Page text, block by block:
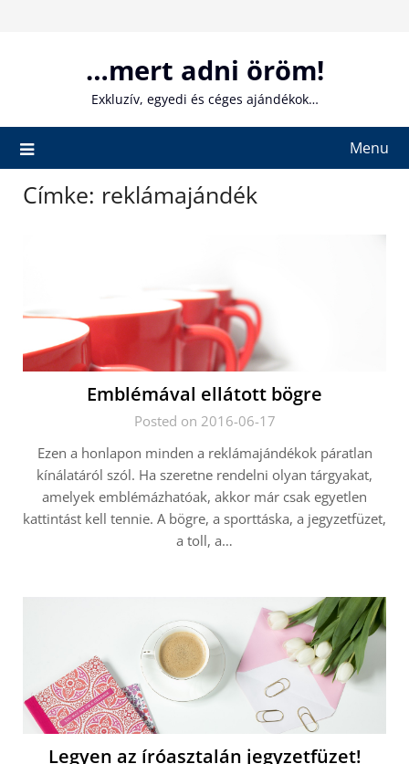
…mert adni öröm!
Exkluzív, egyedi és céges ajándékok…
Menu
Címke: reklámajándék
Emblémával ellátott bögre
Posted on 2016-06-17
Ezen a honlapon minden a reklámajándékok páratlan
kínálatáról szól. Ha szeretne rendelni olyan tárgyakat,
amelyek emblémázhatóak, akkor már csak egyetlen
kattintást kell tennie. A bögre, a sporttáska, a jegyzetfüzet,
a toll, a…
Legyen az íróasztalán jegyzetfüzet!